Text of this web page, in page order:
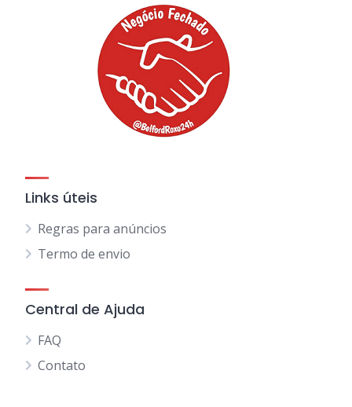
Links úteis
Regras para anúncios
Termo de envio
Central de Ajuda
FAQ
Contato